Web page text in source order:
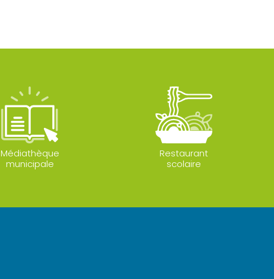
Médiathèque
municipale
Restaurant
scolaire